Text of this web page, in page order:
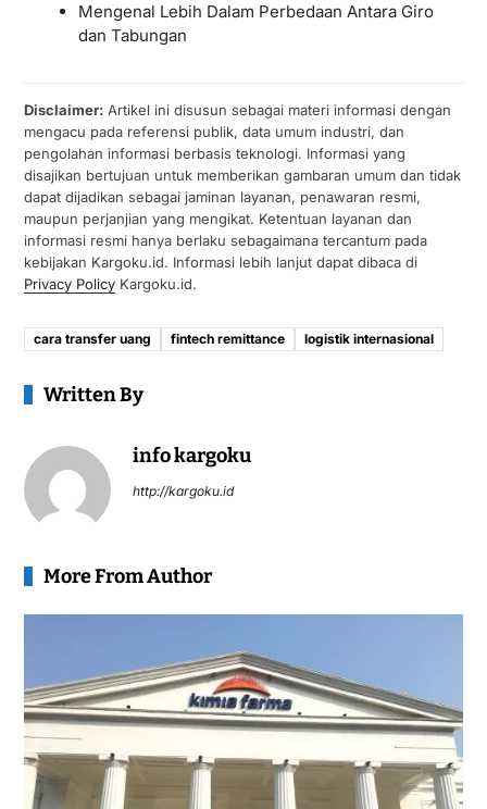
Mengenal Lebih Dalam Perbedaan Antara Giro
dan Tabungan
Disclaimer:Artikel ini disusun sebagai materi informasi dengan
mengacu pada referensi publik, data umum industri, dan
pengolahan informasi berbasis teknologi. Informasi yang
disajikan bertujuan untuk memberikan gambaran umum dan tidak
dapat dijadikan sebagai jaminan layanan, penawaran resmi,
maupun perjanjian yang mengikat. Ketentuan layanan dan
informasi resmi hanya berlaku sebagaimana tercantum pada
kebijakan Kargoku.id. Informasi lebih lanjut dapat dibaca di
Privacy PolicyKargoku.id.
cara transfer uang fintech remittance logistik internasional
Written By
info kargoku
http://kargoku.id
More From Author